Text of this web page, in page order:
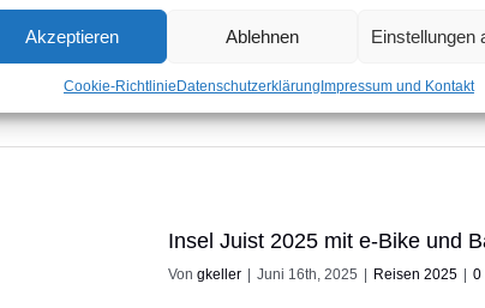
Akzeptieren Ablehnen Einstellungen
Cookie-Richtlinie Datenschutzerklärung Impressum und Kontakt
Tagesausflug in das Nachbarland
Nachbarland Holland zu fahren und
kann bei schönem Wetter zwei Fliegen
fotografisch genutzt werden für das
Insel Juist 2025 mit e-Bike und
Von gkeller Juni 16th, 2025 Reisen 2025 0